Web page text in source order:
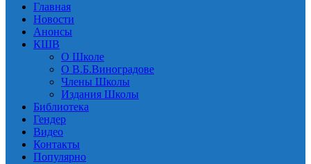
Главная
Новости
Анонсы
КШВ
О Школе
О В.Б.Виноградове
Члены Школы
Издания Школы
Библиотека
Гендер
Видео
Контакты
Популярно